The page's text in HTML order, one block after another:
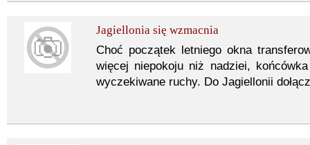
Jagiellonia się wzmacnia
Choć początek letniego okna
więcej niepokoju niż nadziei,
wyczekiwane ruchy. Do Jagiellonii